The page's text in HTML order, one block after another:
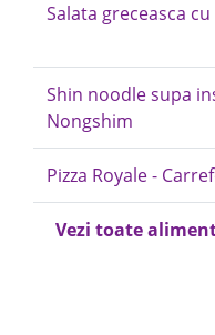
Salata greceasca
Shin noodle supa
Nongshim
Pizza Royale -
Vezi toate